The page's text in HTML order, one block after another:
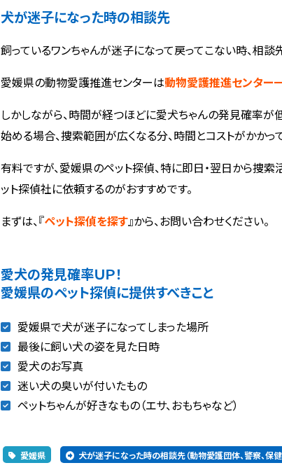
犬が迷子になった時の相談先
飼っているワンちゃんが迷子になって戻ってこない時、相談
愛媛県の動物愛護推進センターは動物愛護推進センター
しかしながら、時間が経つほどに愛犬ちゃんの発見確率が
始める場合、捜索範囲が広くなる分、時間とコストがかかっ
有料ですが、愛媛県のペット探偵、特に即日・翌日から捜
ット探偵社に依頼するのがおすすめです。
まずは、『ペット探偵を探す』から、お問い合わせください。
愛犬の発見確率ＵＰ！
愛媛県のペット探偵に提供すべきこと
愛媛県で犬が迷子になってしまった場所
最後に飼い犬の姿を見た日時
愛犬のお写真
迷い犬の臭いが付いたもの
ペットちゃんが好きなもの（エサ、おもちゃなど）
愛媛県 犬が迷子になった時の相談先（動物愛護団体、警察、保健